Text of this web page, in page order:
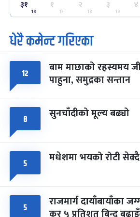
२५
मंगल
ग्याल्पो ल्होसार
फाल्गुन २५, २०८३ Mar 9, 2027
७
आइत
पूर्णिमा व्रत
चैत्र ७, २०८३-
८
सोम
फागुपूर्णिमा
चैत्र ८, २०८३-Mar 22, 2027
३१
16
१
17
२
18
३
19
४
धेरै कमेन्ट गरिएका
१२ बाम माछाको रहस्यमय
पाहुना, समुद्रका सन्तान
८ सुनचाँदीको मूल्य बढ्यो
५ मधेशमा भयको रोटी
५ राजमार्ग दायाँबायाँका